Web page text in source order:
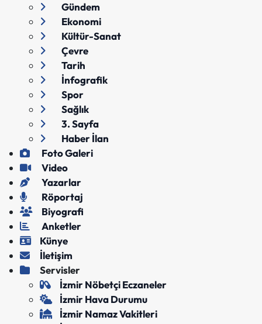
Gündem
Ekonomi
Kültür-Sanat
Çevre
Tarih
İnfografik
Spor
Sağlık
3. Sayfa
Haber İlan
Foto Galeri
Video
Yazarlar
Röportaj
Biyografi
Anketler
Künye
İletişim
Servisler
İzmir Nöbetçi Eczaneler
İzmir Hava Durumu
İzmir Namaz Vakitleri